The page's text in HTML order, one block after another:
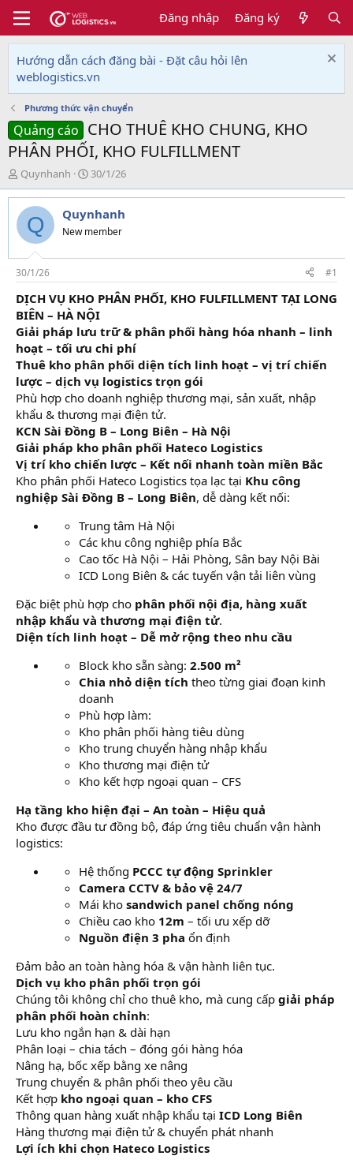
Đăng nhập Đăng ký
Hướng dẫn cách đăng bài - Đặt câu hỏi lên
weblogistics.vn
Phương thức vận chuyển
Quảng cáo CHO THUÊ KHO CHUNG, KHO
PHÂN PHỐI, KHO FULFILLMENT
T
h
r
e
d
s
t
a
r
t
e
r
Quynhanh
N
g
à
y
g
i
30/1/26
Q Quynhanh
New member
30/1/26 #1
DỊCH VỤ KHO PHÂN PHỐI, KHO FULFILLMENT TẠI LONG
BIÊN – HÀ NỘI
Giải pháp lưu trữ & phân phối hàng hóa nhanh – linh
hoạt – tối ưu chi phí
Thuê kho phân phối diện tích linh hoạt – vị trí chiến
lược – dịch vụ logistics trọn gói
Phù hợp cho doanh nghiệp thương mại, sản xuất, nhập
khẩu & thương mại điện tử.
KCN Sài Đồng B – Long Biên – Hà Nội
Giải pháp kho phân phối Hateco Logistics
Vị trí kho chiến lược – Kết nối nhanh toàn miền Bắc
Kho phân phối Hateco Logistics tọa lạc tại Khu công
nghiệp Sài Đồng B – Long Biên, dễ dàng kết nối:
Trung tâm Hà Nội
Các khu công nghiệp phía Bắc
Cao tốc Hà Nội – Hải Phòng, Sân bay Nội Bài
ICD Long Biên & các tuyến vận tải liên vùng
Đặc biệt phù hợp cho phân phối nội địa, hàng xuất
nhập khẩu và thương mại điện tử.
Diện tích linh hoạt – Dễ mở rộng theo nhu cầu
Block kho sẵn sàng: 2.500 m²
Chia nhỏ diện tích theo từng giai đoạn kinh
doanh
Phù hợp làm:
Kho phân phối hàng tiêu dùng
Kho trung chuyển hàng nhập khẩu
Kho thương mại điện tử
Kho kết hợp ngoại quan – CFS
Hạ tầng kho hiện đại – An toàn – Hiệu quả
Kho được đầu tư đồng bộ, đáp ứng tiêu chuẩn vận hành
logistics:
Hệ thống PCCC tự động Sprinkler
Camera CCTV & bảo vệ 24/7
Mái kho sandwich panel chống nóng
Chiều cao kho 12m – tối ưu xếp dỡ
Nguồn điện 3 pha ổn định
Đảm bảo an toàn hàng hóa & vận hành liên tục.
Dịch vụ kho phân phối trọn gói
Chúng tôi không chỉ cho thuê kho, mà cung cấp giải pháp
phân phối hoàn chỉnh:
Lưu kho ngắn hạn & dài hạn
Phân loại – chia tách – đóng gói hàng hóa
Nâng hạ, bốc xếp bằng xe nâng
Trung chuyển & phân phối theo yêu cầu
Kết hợp kho ngoại quan – kho CFS
Thông quan hàng xuất nhập khẩu tại ICD Long Biên
Hàng thương mại điện tử & chuyển phát nhanh
Lợi ích khi chọn Hateco Logistics